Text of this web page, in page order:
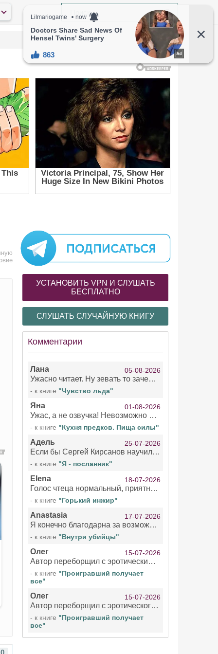
0
УСТАНОВИТЬ VPN И СЛУШАТЬ
БЕСПЛАТНО
СЛУШАТЬ СЛУЧАЙНУЮ КНИГУ
Комментарии
Лана 05-08-2026
Ужасно читает. Ну зевать то зачем. Уже не говорю, что ударения ставит, как хочет.
- к книге "Чувство льда"
Яна 01-08-2026
Ужас, а не озвучка! Невозможно вникать в смысл текста из за кривляний чтеца
- к книге "Кухня предков. Пища силы"
Адель 25-07-2026
Если бы Сергей Кирсанов научился не сглатывать каждые 1-2 минуты слюну, так что слышно в микрофоне и, что вызывает отвращение, то мелжно было бы слушать.
- к книге "Я - посланник"
Elena 18-07-2026
Голос чтеца нормальный, приятный тембр. Мне очень понравилось озвучивание рассказа. Очень странный отзыв Надежды. Может у неё что-то с нервами?
- к книге "Горький инжир"
Anastasia 17-07-2026
Я конечно благодарна за возможность бесплатно слушать книги даже новинки , но чтение этой книги просто ужасно
- к книге "Внутри убийцы"
Олег 15-07-2026
Автор переборщил с эротическими сценами. Похоже, с этим у него проблемы.
- к книге "Проигравший получает
все"
Олег 15-07-2026
Автор переборщил с эротического сценами. Похоже, с этим у него проблемы.
- к книге "Проигравший получает
все"